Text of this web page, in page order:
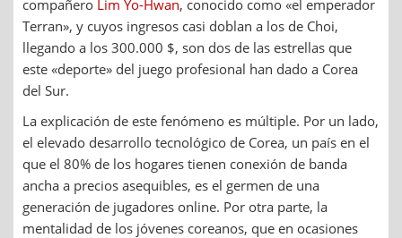
compañero Lim Yo-Hwan, conocido como «el emperador
Terran», y cuyos ingresos casi doblan a los de Choi,
llegando a los 300.000 $, son dos de las estrellas que
este «deporte» del juego profesional han dado a Corea
del Sur.
La explicación de este fenómeno es múltiple. Por un lado,
el elevado desarrollo tecnológico de Corea, un país en el
que el 80% de los hogares tienen conexión de banda
ancha a precios asequibles, es el germen de una
generación de jugadores online. Por otra parte, la
mentalidad de los jóvenes coreanos, que en ocasiones